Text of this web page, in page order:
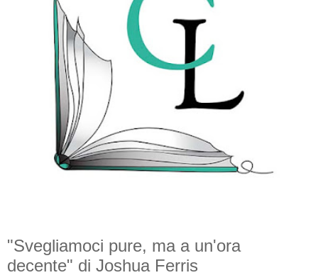
"Svegliamoci pure, ma a un'ora
decente" di Joshua Ferris